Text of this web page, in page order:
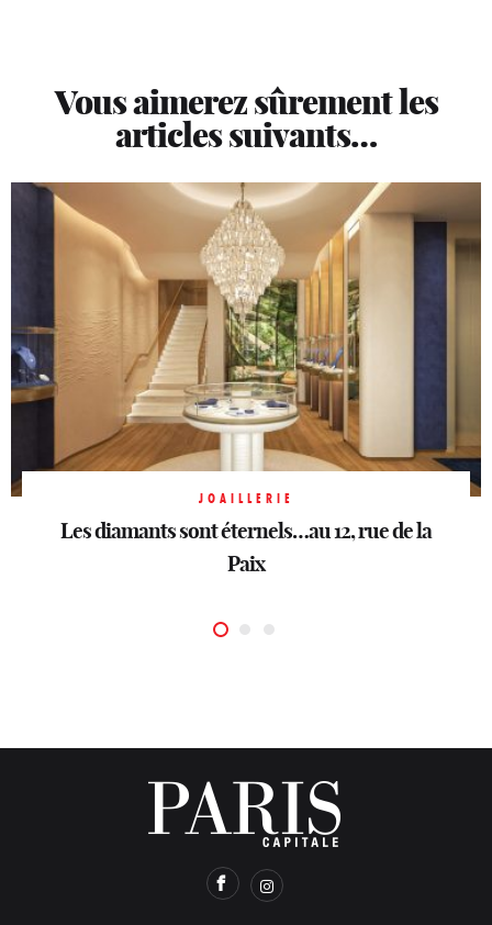
Vous aimerez sûrement les
articles suivants…
JOAILLERIE
Les diamants sont éternels…au 12, rue de la
Paix
JOAILLERIE
Sous une bonne étoile
JOAILLERIE
Sahag Arslanian ouvre sa première boutique
parisienne